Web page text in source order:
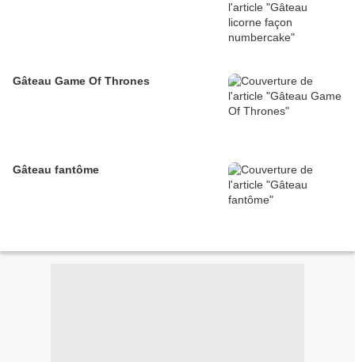
Gâteau Game Of Thrones
Gâteau fantôme